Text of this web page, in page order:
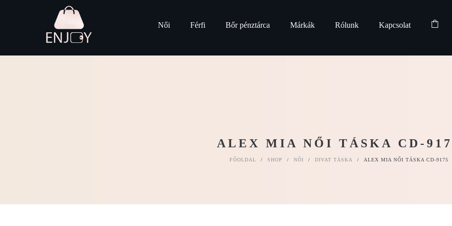
Női Férfi Bőr pénztárca Márkák Rólunk Kapcsolat
ALEX MIA NŐI TÁSKA CD-
FŐOLDAL / SHOP / NŐI / DIVAT TÁSKA / ALEX MIA NŐI TÁSKA CD-9175